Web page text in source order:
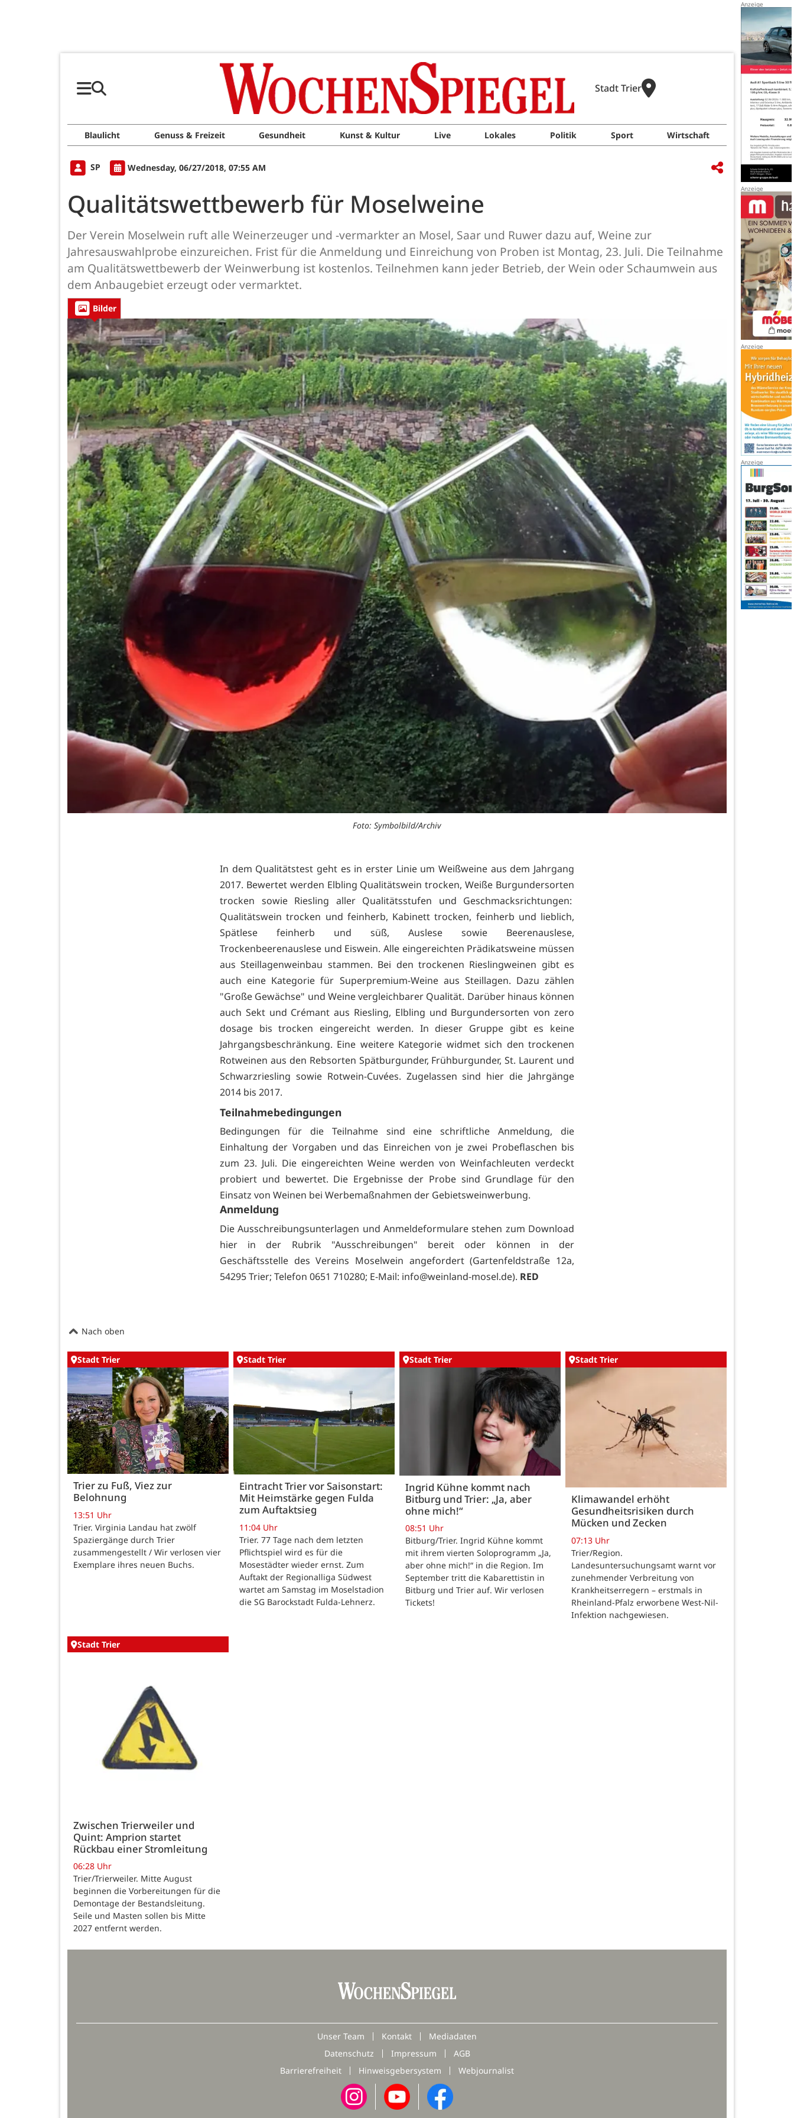
Stadt Trier
Blaulicht Genuss & Freizeit Gesundheit Kunst & Kultur Live Lokales Politik Sport Wirtschaft
SP Wednesday, 06/27/2018, 07:55 AM
Qualitätswettbewerb für Moselweine
Der Verein Moselwein ruft alle Weinerzeuger und -vermarkter an Mosel, Saar und Ruwer dazu auf, Weine zur
Jahresauswahlprobe einzureichen. Frist für die Anmeldung und Einreichung von Proben ist Montag, 23. Juli. Die Teilnahme
am Qualitätswettbewerb der Weinwerbung ist kostenlos. Teilnehmen kann jeder Betrieb, der Wein oder Schaumwein aus
dem Anbaugebiet erzeugt oder vermarktet.
Bilder
Foto: Symbolbild/Archiv
In dem Qualitätstest geht es in erster Linie um Weißweine aus dem Jahrgang
2017. Bewertet werden Elbling Qualitätswein trocken, Weiße Burgundersorten
trocken sowie Riesling aller Qualitätsstufen und Geschmacksrichtungen:
Qualitätswein trocken und feinherb, Kabinett trocken, feinherb und lieblich,
Spätlese feinherb und süß, Auslese sowie Beerenauslese,
Trockenbeerenauslese und Eiswein. Alle eingereichten Prädikatsweine müssen
aus Steillagenweinbau stammen. Bei den trockenen Rieslingweinen gibt es
auch eine Kategorie für Superpremium-Weine aus Steillagen. Dazu zählen
"Große Gewächse" und Weine vergleichbarer Qualität. Darüber hinaus können
auch Sekt und Crémant aus Riesling, Elbling und Burgundersorten von zero
dosage bis trocken eingereicht werden. In dieser Gruppe gibt es keine
Jahrgangsbeschränkung. Eine weitere Kategorie widmet sich den trockenen
Rotweinen aus den Rebsorten Spätburgunder, Frühburgunder, St. Laurent und
Schwarzriesling sowie Rotwein-Cuvées. Zugelassen sind hier die Jahrgänge
2014 bis 2017.
Teilnahmebedingungen
Bedingungen für die Teilnahme sind eine schriftliche Anmeldung, die
Einhaltung der Vorgaben und das Einreichen von je zwei Probeflaschen bis
zum 23. Juli. Die eingereichten Weine werden von Weinfachleuten verdeckt
probiert und bewertet. Die Ergebnisse der Probe sind Grundlage für den
Einsatz von Weinen bei Werbemaßnahmen der Gebietsweinwerbung.
Anmeldung
Die Ausschreibungsunterlagen und Anmeldeformulare stehen zum Download
hier in der Rubrik "Ausschreibungen" bereit oder können in der
Geschäftsstelle des Vereins Moselwein angefordert (Gartenfeldstraße 12a,
54295 Trier; Telefon 0651 710280; E-Mail: info@weinland-mosel.de). RED
Nach oben
Stadt Trier
Trier zu Fuß, Viez zur
Belohnung
13:51 Uhr
Trier. Virginia Landau hat zwölf
Spaziergänge durch Trier
zusammengestellt / Wir verlosen vier
Exemplare ihres neuen Buchs.
Stadt Trier
Eintracht Trier vor Saisonstart:
Mit Heimstärke gegen Fulda
zum Auftaktsieg
11:04 Uhr
Trier. 77 Tage nach dem letzten
Pflichtspiel wird es für die
Mosestädter wieder ernst. Zum
Auftakt der Regionalliga Südwest
wartet am Samstag im Moselstadion
die SG Barockstadt Fulda-Lehnerz.
Stadt Trier
Ingrid Kühne kommt nach
Bitburg und Trier: „Ja, aber
ohne mich!“
08:51 Uhr
Bitburg/Trier. Ingrid Kühne kommt
mit ihrem vierten Soloprogramm „Ja,
aber ohne mich!“ in die Region. Im
September tritt die Kabarettistin in
Bitburg und Trier auf. Wir verlosen
Tickets!
Stadt Trier
Klimawandel erhöht
Gesundheitsrisiken durch
Mücken und Zecken
07:13 Uhr
Trier/Region.
Landesuntersuchungsamt warnt vor
zunehmender Verbreitung von
Krankheitserregern – erstmals in
Rheinland-Pfalz erworbene West-Nil-
Infektion nachgewiesen.
Stadt Trier
Zwischen Trierweiler und
Quint: Amprion startet
Rückbau einer Stromleitung
06:28 Uhr
Trier/Trierweiler. Mitte August
beginnen die Vorbereitungen für die
Demontage der Bestandsleitung.
Seile und Masten sollen bis Mitte
2027 entfernt werden.
Unser Team Kontakt
Mediadaten
Datenschutz
Impressum
AGB
Barrierefreiheit
Hinweisgebersystem Webjournalist